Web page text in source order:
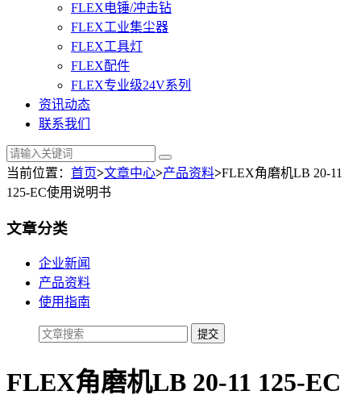
FLEX电锤/冲击钻
FLEX工业集尘器
FLEX工具灯
FLEX配件
FLEX专业级24V系列
资讯动态
联系我们
当前位置： 首页>文章中心>产品资料>FLEX角磨机LB 20-11
125-EC使用说明书
文章分类
企业新闻
产品资料
使用指南
FLEX角磨机LB 20-11 125-EC